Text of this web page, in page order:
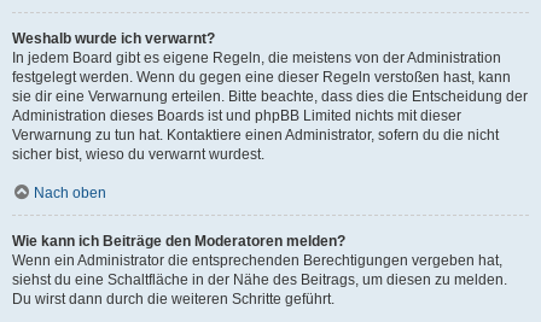
Weshalb wurde ich verwarnt?
In jedem Board gibt es eigene Regeln, die meistens von der Administration
festgelegt werden. Wenn du gegen eine dieser Regeln verstoßen hast, kann
sie dir eine Verwarnung erteilen. Bitte beachte, dass dies die Entscheidung der
Administration dieses Boards ist und phpBB Limited nichts mit dieser
Verwarnung zu tun hat. Kontaktiere einen Administrator, sofern du die nicht
sicher bist, wieso du verwarnt wurdest.
Nach oben
Wie kann ich Beiträge den Moderatoren melden?
Wenn ein Administrator die entsprechenden Berechtigungen vergeben hat,
siehst du eine Schaltfläche in der Nähe des Beitrags, um diesen zu melden.
Du wirst dann durch die weiteren Schritte geführt.